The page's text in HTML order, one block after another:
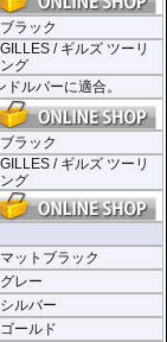
合
ーに適合
イントアクセントと
ブラック
GILLES / ギルズ ツーリ
ング
ルバーに適合。
ブラック
GILLES / ギルズ ツーリ
ング
マットブラック
グレー
シルバー
ゴールド